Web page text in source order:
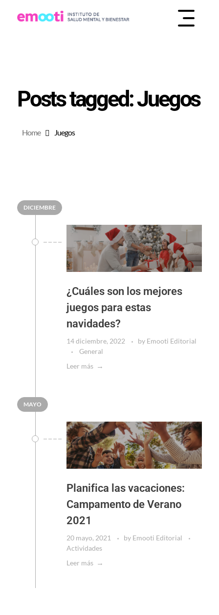
Home Juegos
Posts tagged: Juegos
DICIEMBRE
¿Cuáles son los mejores
juegos para estas
navidades?
14 diciembre, 2022 by Emooti Editorial
General
Leer más
MAYO
Planifica las vacaciones:
Campamento de Verano
2021
20 mayo, 2021 by Emooti Editorial
Actividades
Leer más